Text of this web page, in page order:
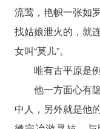
流莺，艳帜一张如
找姑娘泄火的，就
女叫“莫儿”。
唯有古平原是例
他一方面心有
中人，另外就是他